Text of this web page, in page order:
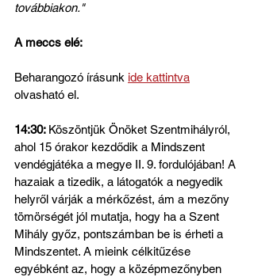
továbbiakon."
A meccs elé:
Beharangozó írásunk ide kattintva
olvasható el.
14:30: Köszöntjük Önöket Szentmihályról,
ahol 15 órakor kezdődik a Mindszent
vendégjátéka a megye II. 9. fordulójában! A
hazaiak a tizedik, a látogatók a negyedik
helyről várják a mérkőzést, ám a mezőny
tömörségét jól mutatja, hogy ha a Szent
Mihály győz, pontszámban be is érheti a
Mindszentet. A mieink célkitűzése
egyébként az, hogy a középmezőnyben